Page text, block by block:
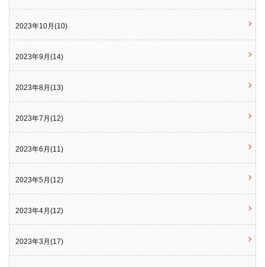
2023年10月(10)
2023年9月(14)
2023年8月(13)
2023年7月(12)
2023年6月(11)
2023年5月(12)
2023年4月(12)
2023年3月(17)